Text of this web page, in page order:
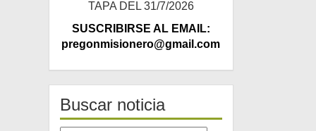
TAPA DEL 31/7/2026
SUSCRIBIRSE AL EMAIL:
pregonmisionero@gmail.com
Buscar noticia